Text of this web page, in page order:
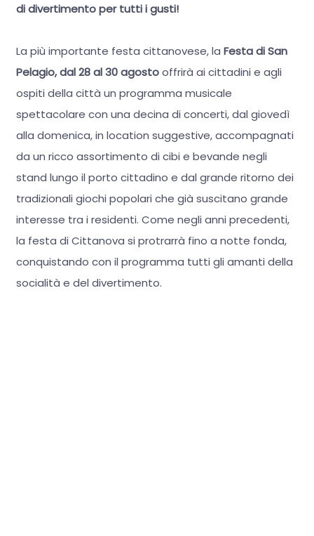
di divertimento per tutti i gusti!
La più importante festa cittanovese, la Festa di San
Pelagio, dal 28 al 30 agostooffrirà ai cittadini e agli
ospiti della città un programma musicale
spettacolare con una decina di concerti, dal giovedì
alla domenica, in location suggestive, accompagnati
da un ricco assortimento di cibi e bevande negli
stand lungo il porto cittadino e dal grande ritorno dei
tradizionali giochi popolari che già suscitano grande
interesse tra i residenti. Come negli anni precedenti,
la festa di Cittanova si protrarrà fino a notte fonda,
conquistando con il programma tutti gli amanti della
socialità e del divertimento.